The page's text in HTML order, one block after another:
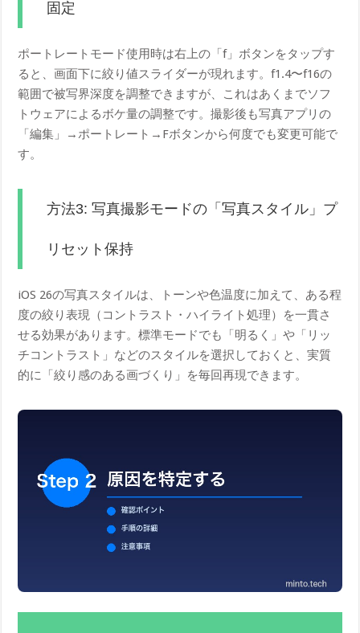
固定
ポートレートモード使用時は右上の「f」ボタンをタップす
ると、画面下に絞り値スライダーが現れます。f1.4〜f16の
範囲で被写界深度を調整できますが、これはあくまでソフ
トウェアによるボケ量の調整です。撮影後も写真アプリの
「編集」→ポートレート→Fボタンから何度でも変更可能で
す。
方法3: 写真撮影モードの「写真スタイル」プ
リセット保持
iOS 26の写真スタイルは、トーンや色温度に加えて、ある程
度の絞り表現（コントラスト・ハイライト処理）を一貫さ
せる効果があります。標準モードでも「明るく」や「リッ
チコントラスト」などのスタイルを選択しておくと、実質
的に「絞り感のある画づくり」を毎回再現できます。